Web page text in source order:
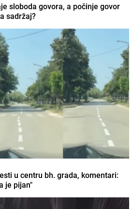
sloboda govora, a počinje govor
sadržaj?
u centru bh. grada, komentari:
je pijan"